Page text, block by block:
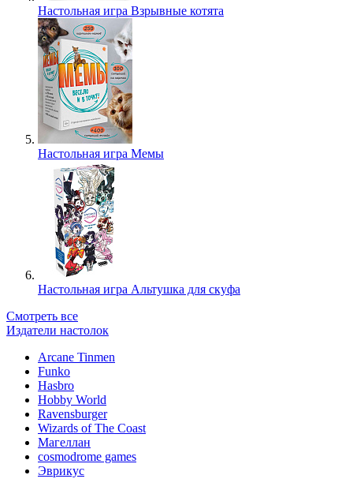
Настольная игра Взрывные котята
Настольная игра Мемы
Настольная игра Альтушка для скуфа
Смотреть все
Издатели настолок
Arcane Tinmen
Funko
Hasbro
Hobby World
Ravensburger
Wizards of The Coast
Магеллан
сosmodrome games
Эврикус